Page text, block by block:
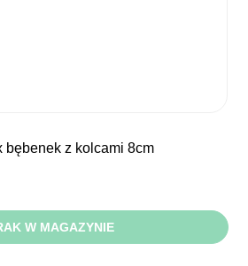
bębenek z kolcami 8cm
W MAGAZYNIE